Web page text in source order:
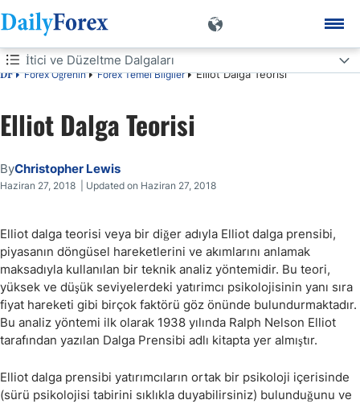
DF Forex Öğrenin Forex Temel Bilgiler Elliot Dalga Teorisi
İtici ve Düzeltme Dalgaları
Sekiz veya daha fazla dalga gözlenebilir
Elliot dalgaları işe yarıyor mu?
Elliot Dalga Teorisi
ByChristopher Lewis
Haziran 27, 2018 | Updated on Haziran 27, 2018
Elliot dalga teorisi veya bir diğer adıyla Elliot dalga prensibi,
piyasanın döngüsel hareketlerini ve akımlarını anlamak
maksadıyla kullanılan bir teknik analiz yöntemidir. Bu teori,
yüksek ve düşük seviyelerdeki yatırimcı psikolojisinin yanı sıra
fiyat hareketi gibi birçok faktörü göz önünde bulundurmaktadır.
Bu analiz yöntemi ilk olarak 1938 yılında Ralph Nelson Elliot
tarafından yazılan Dalga Prensibi adlı kitapta yer almıştır.
Elliot dalga prensibi yatırımcıların ortak bir psikoloji içerisinde
(sürü psikolojisi tabirini sıklıkla duyabilirsiniz) bulunduğunu ve